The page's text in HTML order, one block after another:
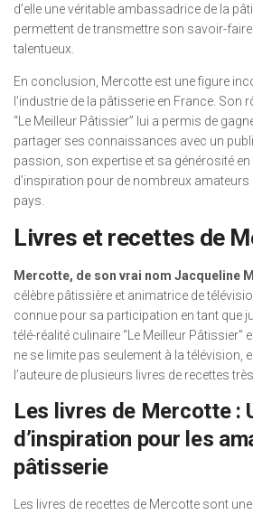
d’elle une véritable ambassadrice de la
permettent de transmettre son savoir-
talentueux.
En conclusion, Mercotte est une figure
l’industrie de la pâtisserie en France. Son
“Le Meilleur Pâtissier” lui a permis de
partager ses connaissances avec un
passion, son expertise et sa générosité
d’inspiration pour de nombreux amateurs
pays.
Livres et recettes de
Mercotte, de son vrai nom Jacqueline
célèbre pâtissière et animatrice de
connue pour sa participation en tant que
télé-réalité culinaire “Le Meilleur Pâtissier”
ne se limite pas seulement à la télévision,
l’auteure de plusieurs livres de recettes
Les livres de Mercotte :
d’inspiration pour les
pâtisserie
Les livres de recettes de Mercotte sont